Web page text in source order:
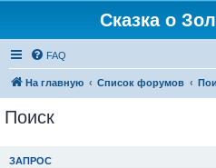
Сказка о
FAQ
На главную Список форумов
Поиск
ЗАПРОС